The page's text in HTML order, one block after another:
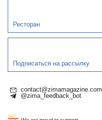
Ресторан
Подписаться на рассылку
contact@zimamagazine.com
@zima_feedback_bot